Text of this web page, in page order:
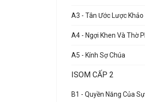
A3 - Tân Ước Lược Khảo
A4 - Ngợi Khen Và Thờ
A5 - Kính Sợ Chúa
ISOM CẤP 2
B1 - Quyền Năng Của